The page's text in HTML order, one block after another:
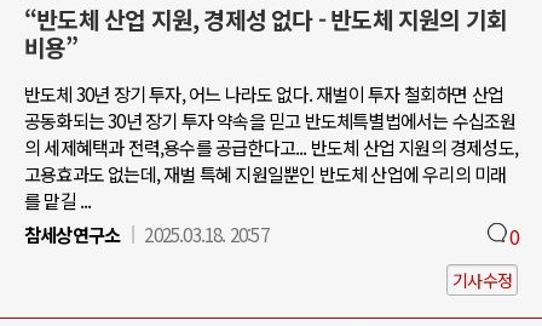
“반도체 산업 지원, 경제성 없다 - 반도체 지원의 기회
비용”
반도체 30년 장기 투자, 어느 나라도 없다. 재벌이 투자 철회하면 산업
공동화되는 30년 장기 투자 약속을 믿고 반도체특별법에서는 수십조원
의 세제혜택과 전력,용수를 공급한다고... 반도체 산업 지원의 경제성도,
고용효과도 없는데, 재벌 특혜 지원일뿐인 반도체 산업에 우리의 미래
를 맡길 ...
참세상연구소
2025.03.18. 20:57 0
기사수정